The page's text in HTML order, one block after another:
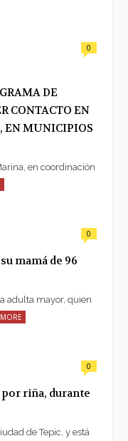
0
DE
CONTACTO EN
EN MUNICIPIOS
en coordinación
0
mamá de 96
adulta mayor, quien
MORE
0
riña, durante
de Tepic, y está